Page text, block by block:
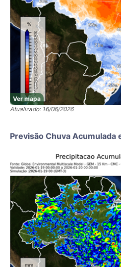
Ver mapa
Atualizado: 16/06/2026
Previsão Chuva Acumulada